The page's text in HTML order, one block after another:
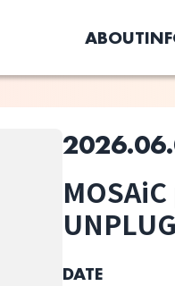
ABOUT
祈依
DATE
このライブの取り置きは終了し